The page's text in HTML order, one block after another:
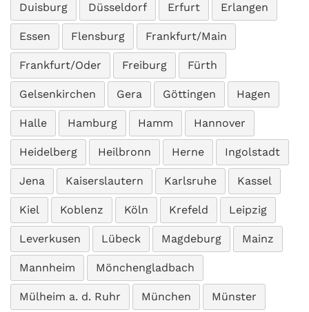
Duisburg Düsseldorf Erfurt Erlangen
Essen Flensburg Frankfurt/Main
Frankfurt/Oder Freiburg Fürth
Gelsenkirchen Gera Göttingen Hagen
Halle Hamburg Hamm Hannover
Heidelberg Heilbronn Herne Ingolstadt
Jena Kaiserslautern Karlsruhe Kassel
Kiel Koblenz Köln Krefeld Leipzig
Leverkusen Lübeck Magdeburg Mainz
Mannheim Mönchengladbach
Mülheim a. d. Ruhr München Münster